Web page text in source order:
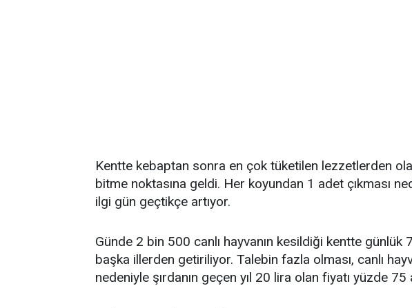
Kentte kebaptan sonra en çok tüketilen lezzetlerden
bitme noktasına geldi. Her koyundan 1 adet çıkması
ilgi gün geçtikçe artıyor.
Günde 2 bin 500 canlı hayvanın kesildiği kentte günlük
başka illerden getiriliyor. Talebin fazla olması, canlı
nedeniyle şırdanın geçen yıl 20 lira olan fiyatı yüzde